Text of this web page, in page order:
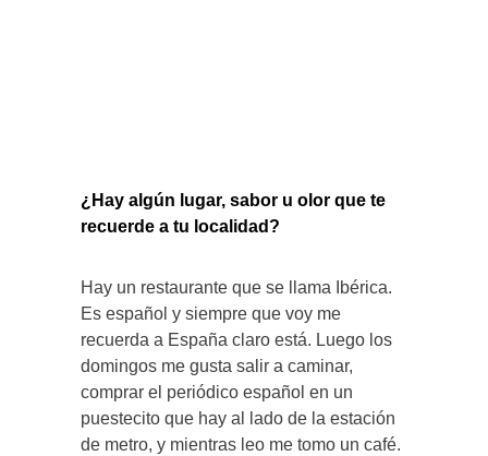
¿Hay algún lugar, sabor u olor que te
recuerde a tu localidad?
Hay un restaurante que se llama Ibérica.
Es español y siempre que voy me
recuerda a España claro está. Luego los
domingos me gusta salir a caminar,
comprar el periódico español en un
puestecito que hay al lado de la estación
de metro, y mientras leo me tomo un café.